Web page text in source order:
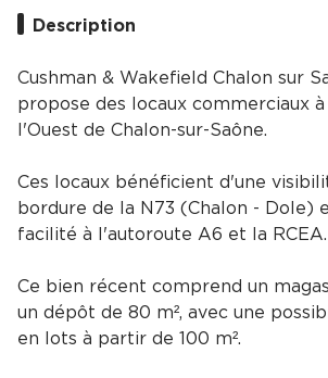
Description
Cushman & Wakefield Chalon sur
propose des locaux commerciaux
l'Ouest de Chalon-sur-Saône.
Ces locaux bénéficient d'une
bordure de la N73 (Chalon - Dole)
facilité à l'autoroute A6 et la RCEA.
Ce bien récent comprend un
un dépôt de 80 m², avec une
en lots à partir de 100 m².